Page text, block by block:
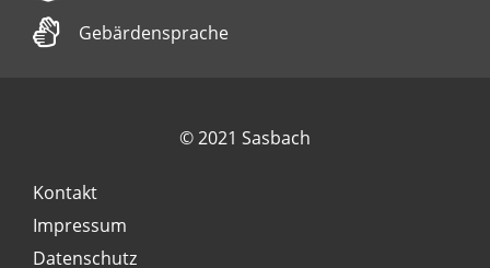
Gebärdensprache
© 2021 Sasbach
Kontakt
Impressum
Datenschutz